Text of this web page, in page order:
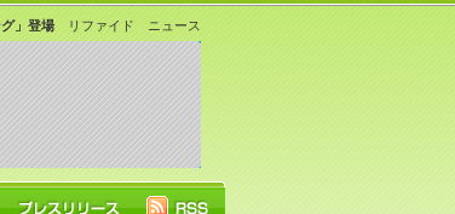
リファイド ニュース
」登場